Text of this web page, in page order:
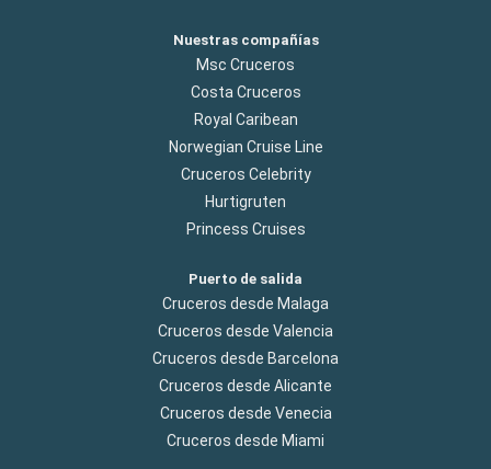
Nuestras compañías
Msc Cruceros
Costa Cruceros
Royal Caribean
Norwegian Cruise Line
Cruceros Celebrity
Hurtigruten
Princess Cruises
Puerto de salida
Cruceros desde Malaga
Cruceros desde Valencia
Cruceros desde Barcelona
Cruceros desde Alicante
Cruceros desde Venecia
Cruceros desde Miami